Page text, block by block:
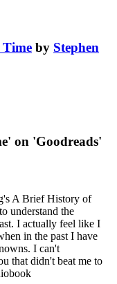
by Stephen
on 'Goodreads'
A Brief History of
understand the
I actually feel like I
in the past I have
I can't
that didn't beat me to